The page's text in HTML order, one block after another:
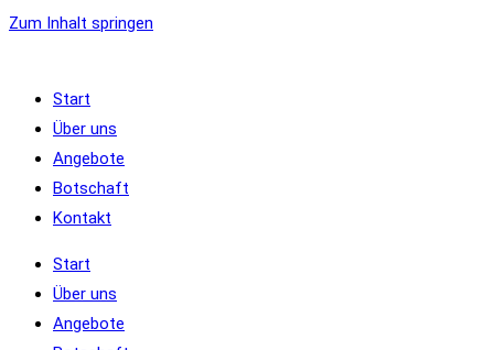
Zum Inhalt springen
Start
Über uns
Angebote
Botschaft
Kontakt
Start
Über uns
Angebote